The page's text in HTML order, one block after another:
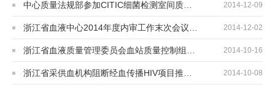
2014-12-09
2014-12-02
2014-10-16
2014-10-08